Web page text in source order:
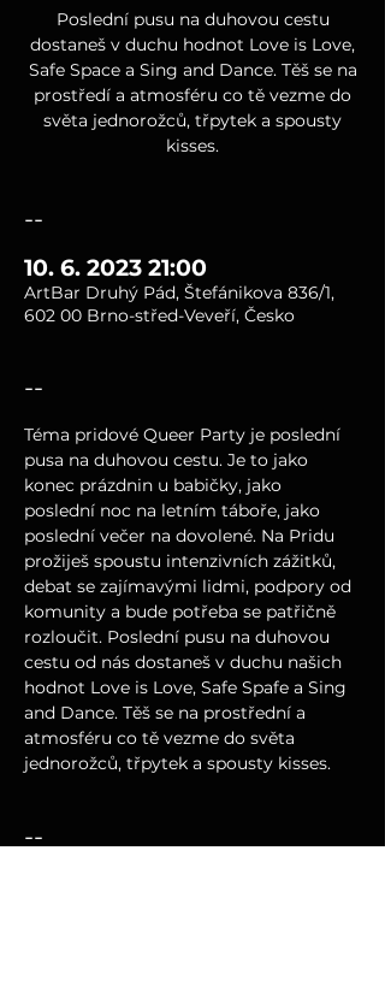
Poslední pusu na duhovou cestu
dostaneš v duchu hodnot Love is Love,
Safe Space a Sing and Dance. Těš se na
prostředí a atmosféru co tě vezme do
světa jednorožců, třpytek a spousty
kisses.
--
10. 6. 2023 21:00
ArtBar Druhý Pád, Štefánikova 836/1,
602 00 Brno-střed-Veveří, Česko
--
Téma pridové Queer Party je poslední
pusa na duhovou cestu. Je to jako
konec prázdnin u babičky, jako
poslední noc na letním táboře, jako
poslední večer na dovolené. Na Pridu
prožiješ spoustu intenzivních zážitků,
debat se zajímavými lidmi, podpory od
komunity a bude potřeba se patřičně
rozloučit. Poslední pusu na duhovou
cestu od nás dostaneš v duchu našich
hodnot Love is Love, Safe Spafe a Sing
and Dance. Těš se na prostřední a
atmosféru co tě vezme do světa
jednorožců, třpytek a spousty kisses.
--